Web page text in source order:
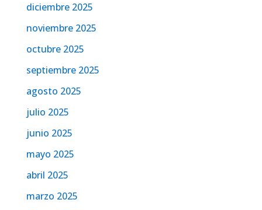
diciembre 2025
noviembre 2025
octubre 2025
septiembre 2025
agosto 2025
julio 2025
junio 2025
mayo 2025
abril 2025
marzo 2025